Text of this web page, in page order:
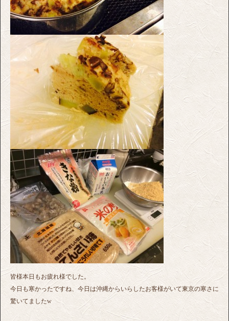
皆様本日もお疲れ様でした。
今日も寒かったですね、今日は沖縄からいらしたお客様がいて東京の寒さに
驚いてましたw